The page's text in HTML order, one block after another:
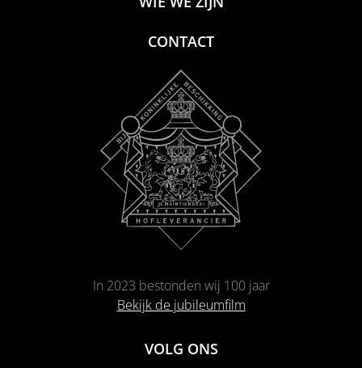
CONTACT
In 2023 bestonden wij 100 jaar
Bekijk de jubileumfilm
VOLG ONS